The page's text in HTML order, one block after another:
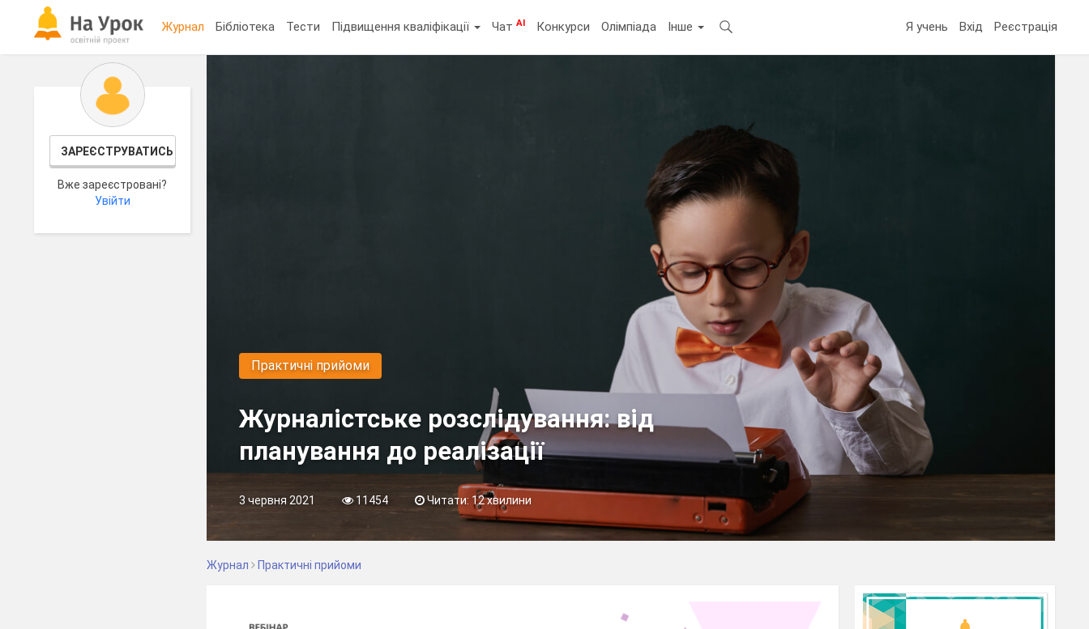
Журнал Бібліотека Тести Підвищення кваліфікації ЧатAI Конкурси Олімпіада Інше Я учень Вхід Реєстрація
ЗАРЕЄСТРУВАТИСЬ
Вже зареєстровані?
Увійти
Практичні прийоми
Журналістське розслідування: від
планування до реалізації
3 червня 2021 11454 Читати: 12 хвилини
Журнал Практичні прийоми